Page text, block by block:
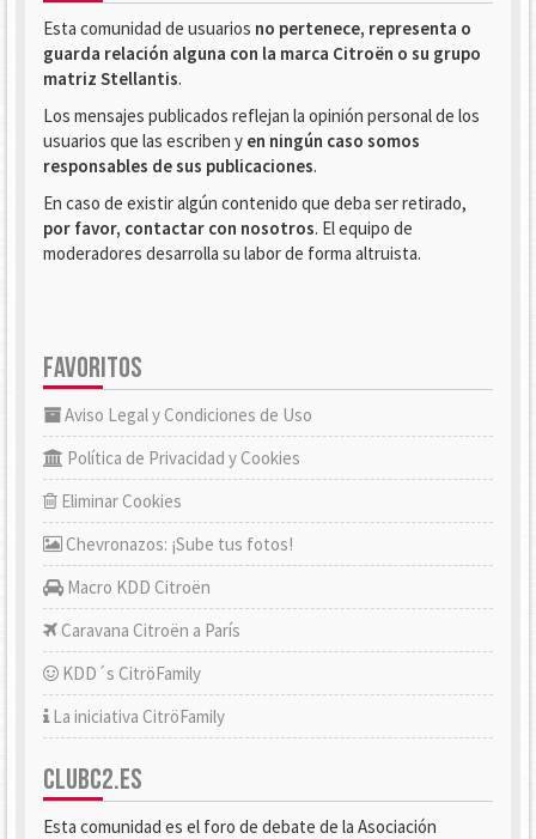
Esta comunidad de usuarios no pertenece, representa o
guarda relación alguna con la marca Citroën o su grupo
matriz Stellantis.
Los mensajes publicados reflejan la opinión personal de los
usuarios que las escriben y en ningún caso somos
responsables de sus publicaciones.
En caso de existir algún contenido que deba ser retirado,
por favor, contactar con nosotros. El equipo de
moderadores desarrolla su labor de forma altruista.
FAVORITOS
Aviso Legal y Condiciones de Uso
Política de Privacidad y Cookies
Eliminar Cookies
Chevronazos: ¡Sube tus fotos!
Macro KDD Citroën
Caravana Citroën a París
KDD´s CitröFamily
La iniciativa CitröFamily
CLUBC2.ES
Esta comunidad es el foro de debate de la Asociación